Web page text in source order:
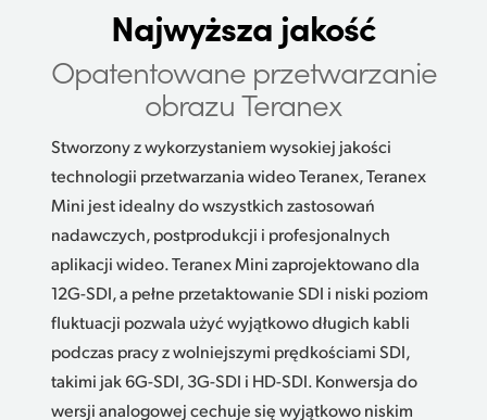
Najwyższa jakość
Opatentowane przetwarzanie
obrazu Teranex
Stworzony z wykorzystaniem wysokiej jakości
technologii przetwarzania wideo Teranex, Teranex
Mini jest idealny do wszystkich zastosowań
nadawczych, postprodukcji i profesjonalnych
aplikacji wideo. Teranex Mini zaprojektowano dla
12G-SDI, a pełne przetaktowanie SDI i niski poziom
fluktuacji pozwala użyć wyjątkowo długich kabli
podczas pracy z wolniejszymi prędkościami SDI,
takimi jak 6G-SDI, 3G-SDI i HD-SDI. Konwersja do
wersji analogowej cechuje się wyjątkowo niskim